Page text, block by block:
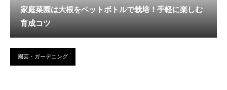
家庭菜園は大根をペットボトルで栽培！手軽に楽しむ
育成コツ
園芸・ガーデニング